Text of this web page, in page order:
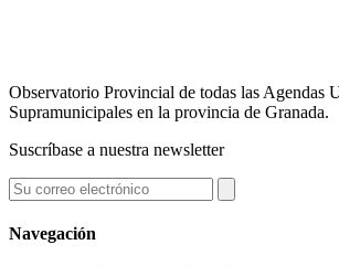
Observatorio Provincial de todas las Agendas
Supramunicipales en la provincia de Granada.
Suscríbase a nuestra newsletter
Navegación